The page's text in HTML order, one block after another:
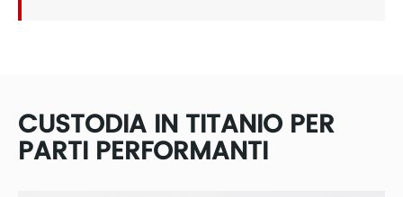
CUSTODIA IN TITANIO PER
PARTI PERFORMANTI